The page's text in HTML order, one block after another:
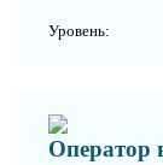
Уровень:
Оператор